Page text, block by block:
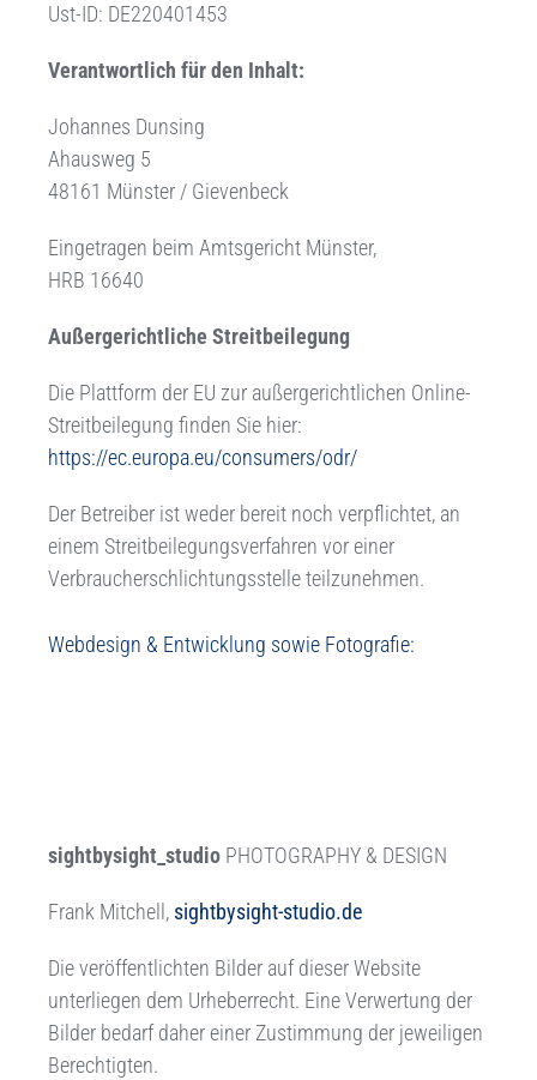
Ust-ID: DE220401453
Verantwortlich für den Inhalt:
Johannes Dunsing
Ahausweg 5
48161 Münster / Gievenbeck
Eingetragen beim Amtsgericht Münster,
HRB 16640
Außergerichtliche Streitbeilegung
Die Plattform der EU zur außergerichtlichen Online-
Streitbeilegung finden Sie hier:
https://ec.europa.eu/consumers/odr/
Der Betreiber ist weder bereit noch verpflichtet, an
einem Streitbeilegungsverfahren vor einer
Verbraucherschlichtungsstelle teilzunehmen.
Webdesign & Entwicklung sowie Fotografie:
sightbysight_studioPHOTOGRAPHY & DESIGN
Frank Mitchell, sightbysight-studio.de
Die veröffentlichten Bilder auf dieser Website
unterliegen dem Urheberrecht. Eine Verwertung der
Bilder bedarf daher einer Zustimmung der jeweiligen
Berechtigten.